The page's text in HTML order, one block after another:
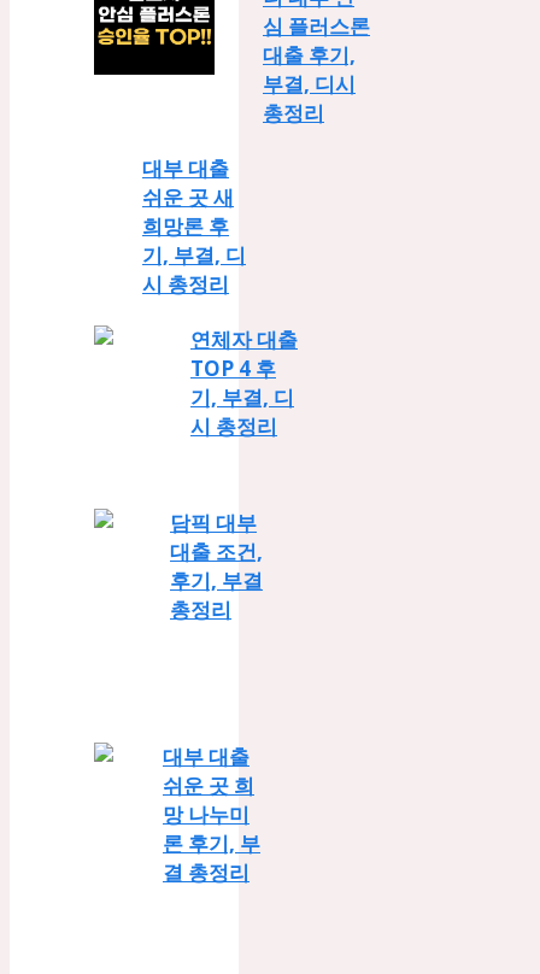
심 플러스론
대출 후기,
부결, 디시
총정리
연체자 대출
TOP 4 후
기, 부결, 디
시 총정리
담픽 대부
대출 조건,
후기, 부결
총정리
대부 대출
쉬운 곳 희
망 나누미
론 후기, 부
결 총정리